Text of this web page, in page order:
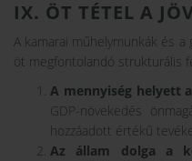
IX. ÖT TÉTEL A
A kamarai műhelymunkák és a
öt megfontolandó strukturális
A mennyiség helyett
GDP-növekedés
hozzáadott értékű
Az állam dolga a